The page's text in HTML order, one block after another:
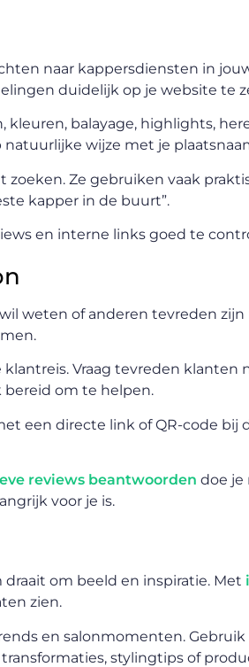
naar kappersdiensten in
duidelijk op je website te
kleuren, balayage, highlights,
wijze met je
zoeken. Ze gebruiken vaak
kapper in de buurt”.
en interne links goed te
weten of anderen tevreden
Vraag tevreden klanten
bereid om te helpen.
een directe link of QR-code bij
reviews beantwoorden doe je
voor je is.
om beeld en inspiratie. Met
zien.
en salonmomenten.
stylingtips of